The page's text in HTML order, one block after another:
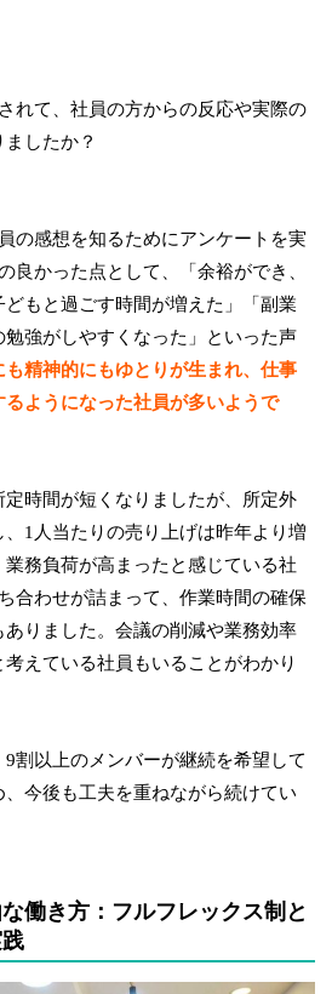
れて、社員の方からの反応や実際の
したか？
の感想を知るためにアンケートを実
良かった点として、「余裕ができ、
もと過ごす時間が増えた」「副業
強がしやすくなった」といった声
も精神的にもゆとりが生まれ、仕事
ようになった社員が多いようで
時間が短くなりましたが、所定外
1人当たりの売り上げは昨年より増
務負荷が高まったと感じている社
合わせが詰まって、作業時間の確保
りました。会議の削減や業務効率
えている社員もいることがわかり
割以上のメンバーが継続を希望して
今後も工夫を重ねながら続けてい
働き方：フルフレックス制と